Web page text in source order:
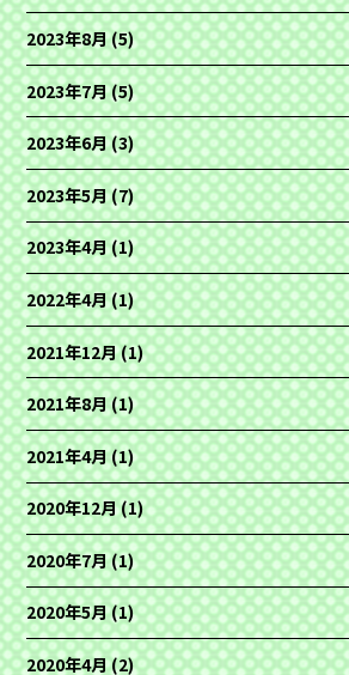
2023年8月(5)
2023年7月(5)
2023年6月(3)
2023年5月(7)
2023年4月(1)
2022年4月(1)
2021年12月(1)
2021年8月(1)
2021年4月(1)
2020年12月(1)
2020年7月(1)
2020年5月(1)
2020年4月(2)